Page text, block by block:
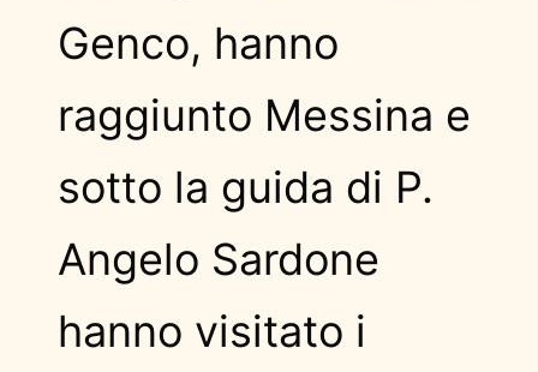
Genco, hanno
raggiunto Messina e
sotto la guida di P.
Angelo Sardone
hanno visitato i